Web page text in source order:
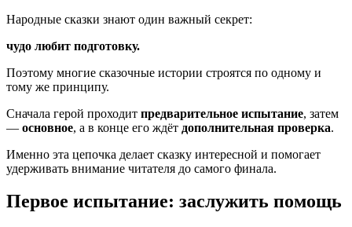
Народные сказки знают один важный секрет:
чудо любит подготовку.
Поэтому многие сказочные истории строятся по одному и
тому же принципу.
Сначала герой проходит предварительное испытание, затем
— основное, а в конце его ждёт дополнительная проверка.
Именно эта цепочка делает сказку интересной и помогает
удерживать внимание читателя до самого финала.
Первое испытание: заслужить помощь